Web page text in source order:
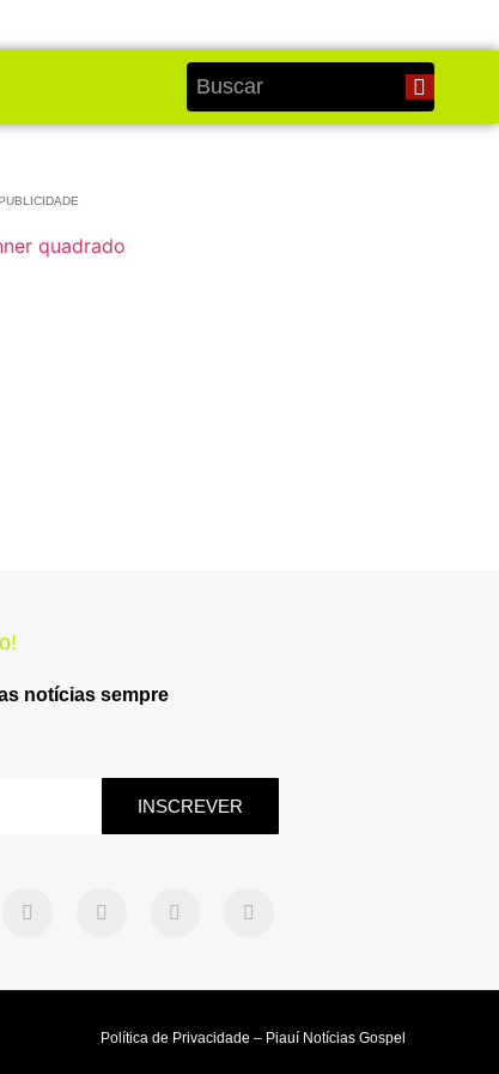
notícias sempre
INSCREVER
Política de Privacidade – Piauí Notícias Gospel